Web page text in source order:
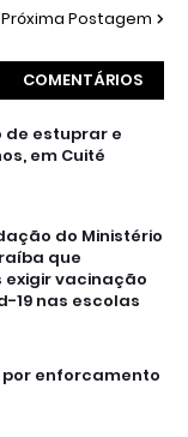
Próxima Postagem
COMENTÁRIOS
de estuprar e
em Cuité
do Ministério
que
vacinação
19 nas escolas
enforcamento